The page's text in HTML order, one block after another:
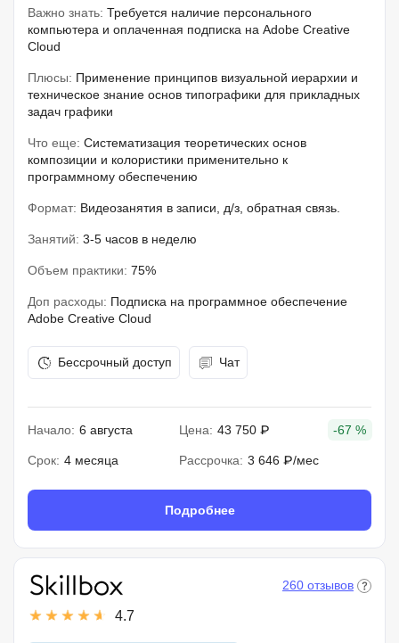
Важно знать: Требуется наличие персонального
компьютера и оплаченная подписка на Adobe Creative
Cloud
Плюсы: Применение принципов визуальной иерархии и
техническое знание основ типографики для прикладных
задач графики
Что еще: Систематизация теоретических основ
композиции и колористики применительно к
программному обеспечению
Формат: Видеозанятия в записи, д/з, обратная связь.
Занятий: 3-5 часов в неделю
Объем практики: 75%
Доп расходы: Подписка на программное обеспечение
Adobe Creative Cloud
Бессрочный доступ Чат
Начало: 6 августа Цена: 43 750 ₽ -67 %
Срок: 4 месяца Рассрочка: 3 646 ₽/мес
Подробнее
4.7
260 отзывов